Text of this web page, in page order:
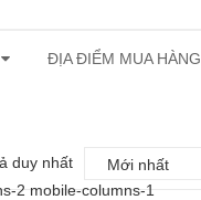
ĐỊA ĐIỂM MUA HÀNG
duy nhất
2 mobile-columns-1